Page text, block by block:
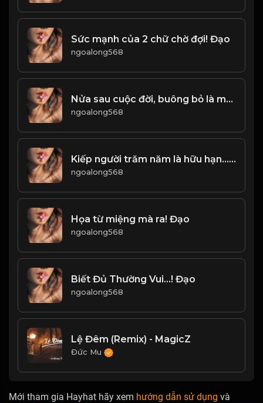
Sức mạnh của 2 chữ chờ đợi! Đạo
ngoalong568
Nửa sau cuộc đời, buông bỏ là một loại tu hành! & Đạo
ngoalong568
Kiếp người trăm năm là hữu hạn... Quá khứ đã qua, một đi không trở lại! & Đạo
ngoalong568
Họa từ miệng mà ra! Đạo
ngoalong568
Biết Đủ Thường Vui...! Đạo
ngoalong568
Lệ Đêm (Remix) - MagicZ
Đức Mu
Mới tham gia Hayhat hãy xem hướng dẫn sử dụng và